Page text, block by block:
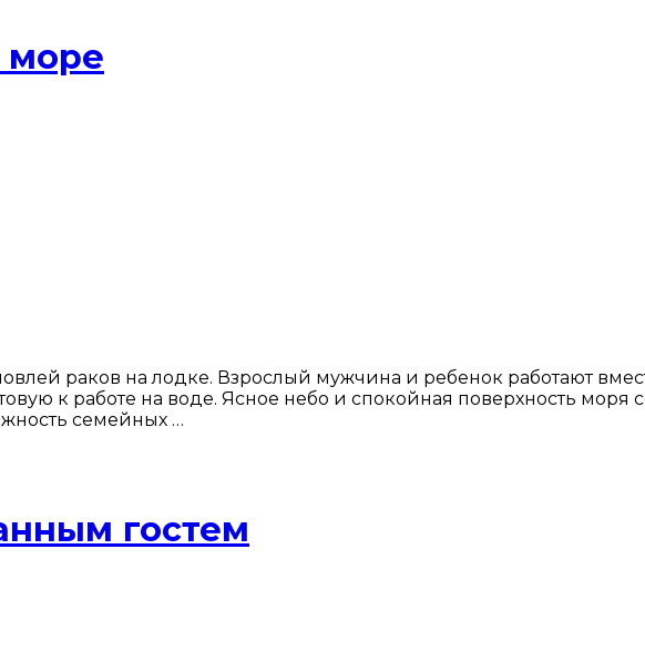
море
раков на лодке. Взрослый мужчина и ребенок работают
к работе на воде. Ясное небо и спокойная поверхность моря
семейных …
гостем